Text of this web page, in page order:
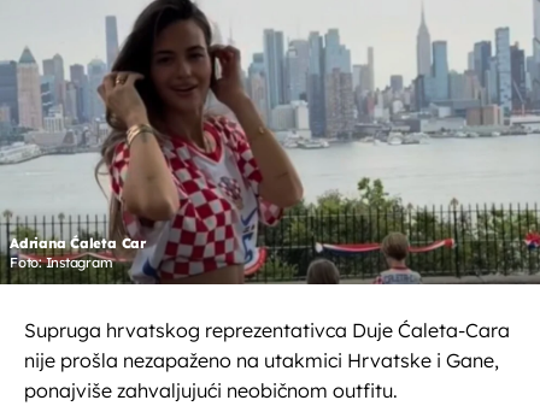
Adriana Ćaleta Car
Foto: Instagram
Supruga hrvatskog reprezentativca Duje Ćaleta-Cara
nije prošla nezapaženo na utakmici Hrvatske i Gane,
ponajviše zahvaljujući neobičnom outfitu.
OMOGUĆI OBAVIJESTI